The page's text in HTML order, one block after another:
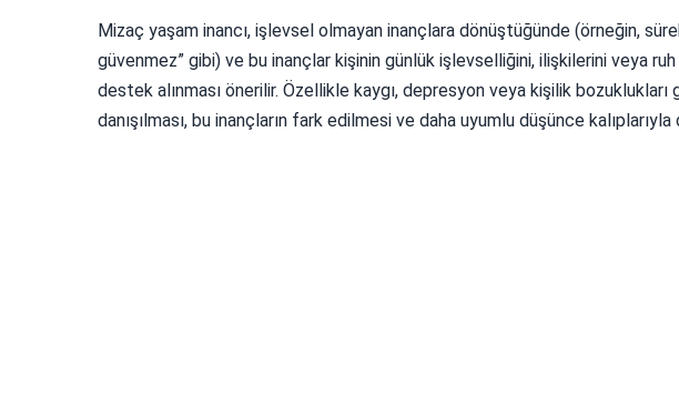
Mizaç yaşam inancı, işlevsel olmayan inançlara dönüştüğünde (örneğin,
güvenmez” gibi) ve bu inançlar kişinin günlük işlevselliğini, ilişkilerini veya
destek alınması önerilir. Özellikle kaygı, depresyon veya kişilik
danışılması, bu inançların fark edilmesi ve daha uyumlu düşünce